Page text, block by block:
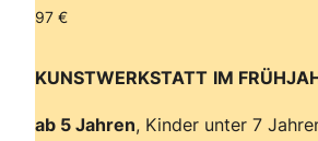
97 €
KUNSTWERKSTATT IM
ab 5 Jahren, Kinder unter 7